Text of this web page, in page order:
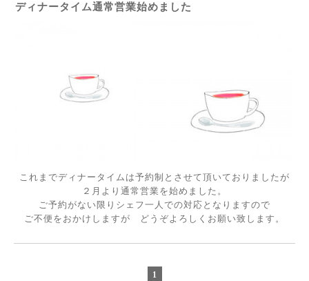
ディナータイム通常営業始めました
これまでディナータイムは予約制とさせて頂いておりましたが
２月より通常営業を始めました。
ご予約がない限りシェフ一人での対応となりますので
ご不便をおかけしますが どうぞよろしくお願い致します。
1